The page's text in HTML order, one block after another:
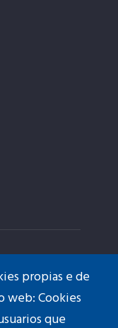
propias e de
web: Cookies
que